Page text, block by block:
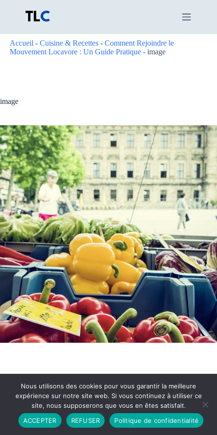
Accueil - Cuisine & Recettes - Comment Rejoindre le
Mouvement Locavore : Un Guide Pratique - image
image
Partenariat Contact
Politique de Confidentialité
CGU
Copyright © 2026 - Propulsé par DIEUDUDIABLE
Nous utilisons des cookies pour vous garantir la meilleure
expérience sur notre site web. Si vous continuez à utiliser ce
site, nous supposerons que vous en êtes satisfait.
ACCEPTER
REFUSER Politique de confidentialité